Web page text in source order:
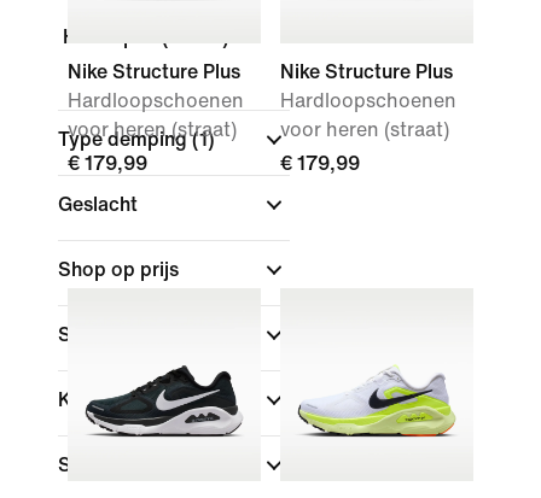
Hardlopen (straat)
Type demping(1)
Geslacht
Shop op prijs
Sale en aanbiedingen
Kleur
Sport
Nike Structure Plus
Hardloopschoenen
voor heren (straat)
€ 179,99
Nike Structure Plus
Hardloopschoenen
voor heren (straat)
€ 179,99